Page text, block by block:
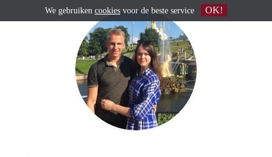
We gebruiken cookies voor de beste service OK!